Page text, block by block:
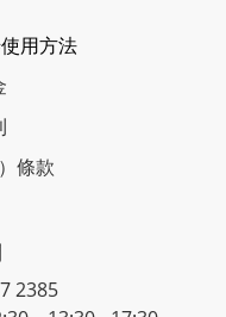
用方法
條款
2385